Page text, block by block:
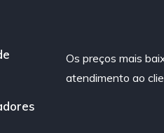
Os preços mais
atendimento ao